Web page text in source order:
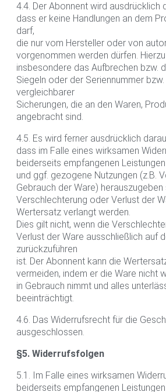
4.4. Der Abonnent wird ausdrücklich
dass er keine Handlungen an dem
darf,
die nur vom Hersteller oder von
vorgenommen werden dürfen.
insbesondere das Aufbrechen bzw.
Siegeln oder der Seriennummer
vergleichbarer
Sicherungen, die an den Waren,
angebracht sind.
4.5. Es wird ferner ausdrücklich
dass im Falle eines wirksamen
beiderseits empfangenen
und ggf. gezogene Nutzungen (z.B.
Gebrauch der Ware) herauszugeben
Verschlechterung oder Verlust der
Wertersatz verlangt werden.
Dies gilt nicht, wenn die
Verlust der Ware ausschließlich auf
zurückzuführen
ist. Der Abonnent kann die
vermeiden, indem er die Ware nicht
in Gebrauch nimmt und alles
beeinträchtigt.
4.6. Das Widerrufsrecht für die
ausgeschlossen.
§5. Widerrufsfolgen
5.1. Im Falle eines wirksamen
beiderseits empfangenen